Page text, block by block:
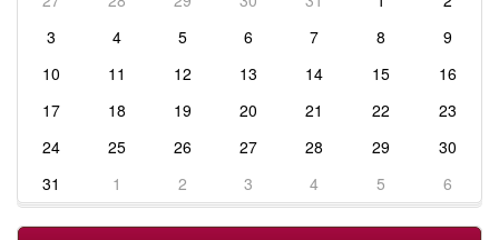
3
4 5 6 7 8
9
10
11 12 13 14 15
16
17
18 19 20 21 22
23
24
25 26 27 28 29
30
31
1 2 3 4 5 6